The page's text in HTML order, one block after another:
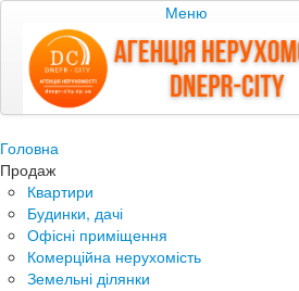
Меню
Головна
Продаж
Квартири
Будинки, дачі
Офісні приміщення
Комерційна нерухомість
Земельні ділянки